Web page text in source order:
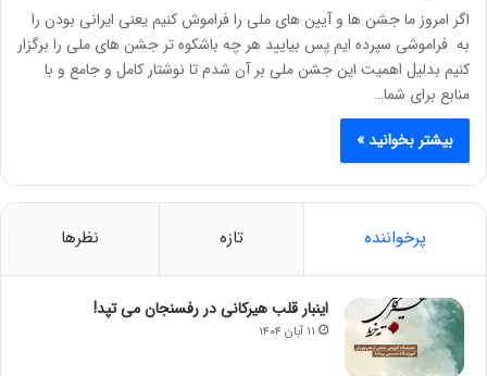
اگر امروز ما جشن ها و آیین های ملی را فراموش کنیم یعنی ایرانی بودن را
به فراموشی سپرده ایم پس بیایید هر چه باشکوه تر جشن های ملی را برگزار
کنیم بدلیل اهمیت این جشن ملی بر آن شدم تا نوشتار کامل و جامع و با
منابع برای شما…
بیشتر بخوانید »
پرخواننده تازه نظرها
اینبار قلب هیرکانی در رفسنجان می تپد!
۱۱ آبان ۱۴۰۴